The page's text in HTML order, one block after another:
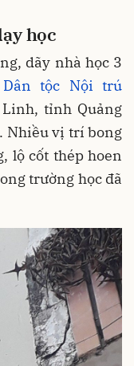
học
dãy nhà học 3
tộc Nội trú
tỉnh Quảng
Nhiều vị trí bong
lộ cốt thép hoen
trường học đã